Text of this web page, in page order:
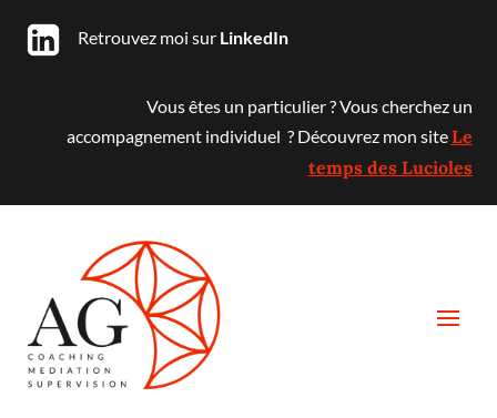
Retrouvez moi sur LinkedIn
Vous êtes un particulier ? Vous cherchez un
accompagnement individuel ? Découvrez mon siteLe
temps des Lucioles